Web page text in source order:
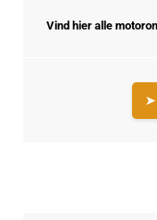
Vind hier alle
➤